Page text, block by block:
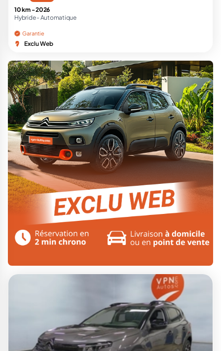
10 km -2026
Hybride - Automatique
Garantie
Exclu Web